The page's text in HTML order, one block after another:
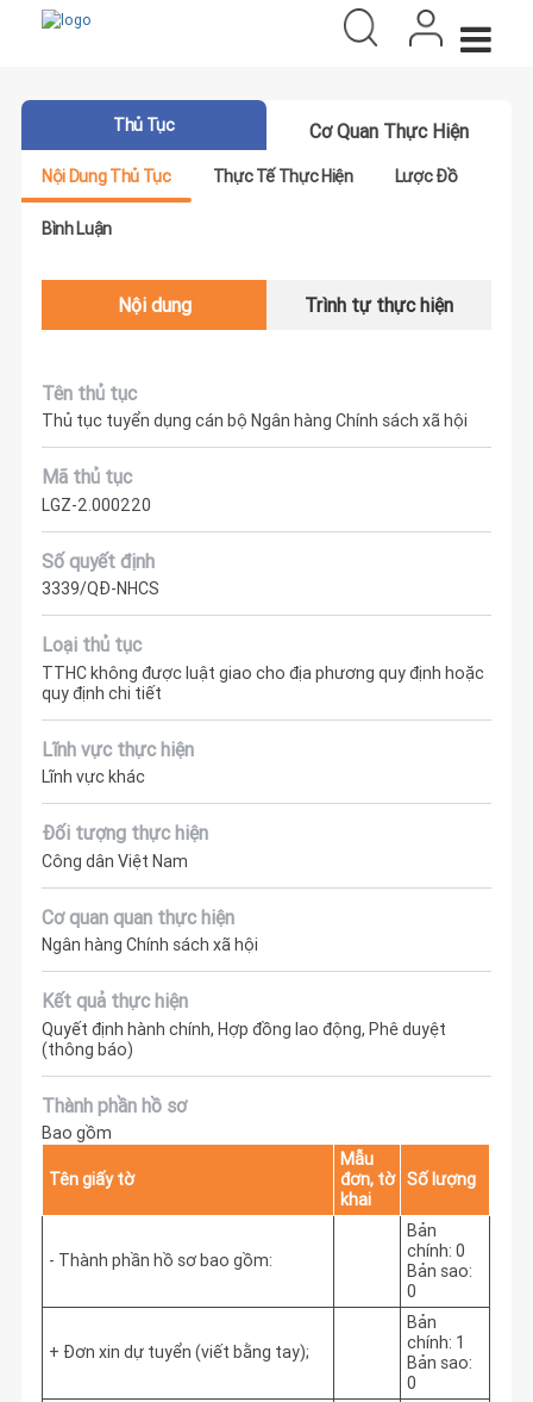
Thủ Tục Cơ Quan Thực Hiện
Nội Dung Thủ Tục Thực Tế Thực Hiện Lược Đồ
Bình Luận
Nội dung Trình tự thực hiện
Tên thủ tục
Thủ tục tuyển dụng cán bộ Ngân hàng Chính sách xã hội
Mã thủ tục
LGZ-2.000220
Số quyết định
3339/QĐ-NHCS
Loại thủ tục
TTHC không được luật giao cho địa phương quy định hoặc
quy định chi tiết
Lĩnh vực thực hiện
Lĩnh vực khác
Đối tượng thực hiện
Công dân Việt Nam
Cơ quan quan thực hiện
Ngân hàng Chính sách xã hội
Kết quả thực hiện
Quyết định hành chính, Hợp đồng lao động, Phê duyệt
(thông báo)
Thành phần hồ sơ
Bao gồm
Tên giấy tờ
Mẫu
đơn, tờ
khai
Số lượng
- Thành phần hồ sơ bao gồm:
Bản
chính: 0
Bản sao:
0
+ Đơn xin dự tuyển (viết bằng tay);
Bản
chính: 1
Bản sao:
0